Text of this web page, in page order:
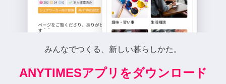
みんなでつくる、新しい暮らしかた。
ANYTIMESアプリをダウンロード